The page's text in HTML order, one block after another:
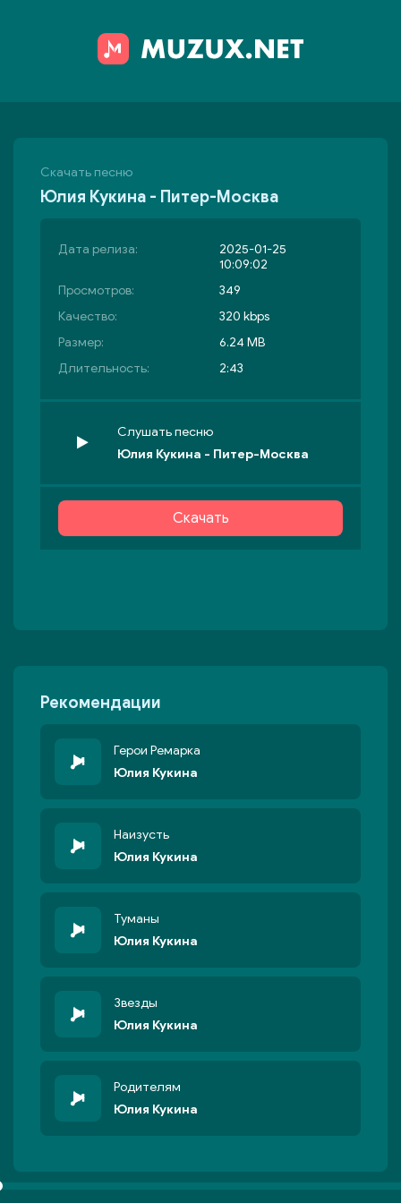
Скачать песню
Юлия Кукина - Питер-Москва
Дата релиза:
2025-01-25
10:09:02
Просмотров:
349
Качество:
320 kbps
Размер:
6.24 MB
Длительность:
2:43
Слушать песню
Юлия Кукина - Питер-Москва
Скачать
Рекомендации
Герои Ремарка
Юлия Кукина
Наизусть
Юлия Кукина
Туманы
Юлия Кукина
Звезды
Юлия Кукина
Родителям
Юлия Кукина